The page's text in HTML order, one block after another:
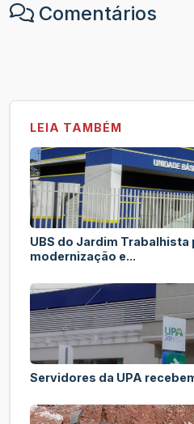
Comentários
LEIA TAMBÉM
UBS do Jardim Trabalhista
modernização e...
Servidores da UPA